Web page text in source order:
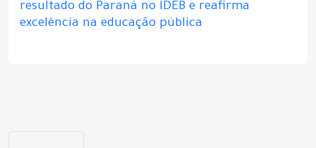
resultado do Paraná no IDEB e reafirma
excelência na educação pública